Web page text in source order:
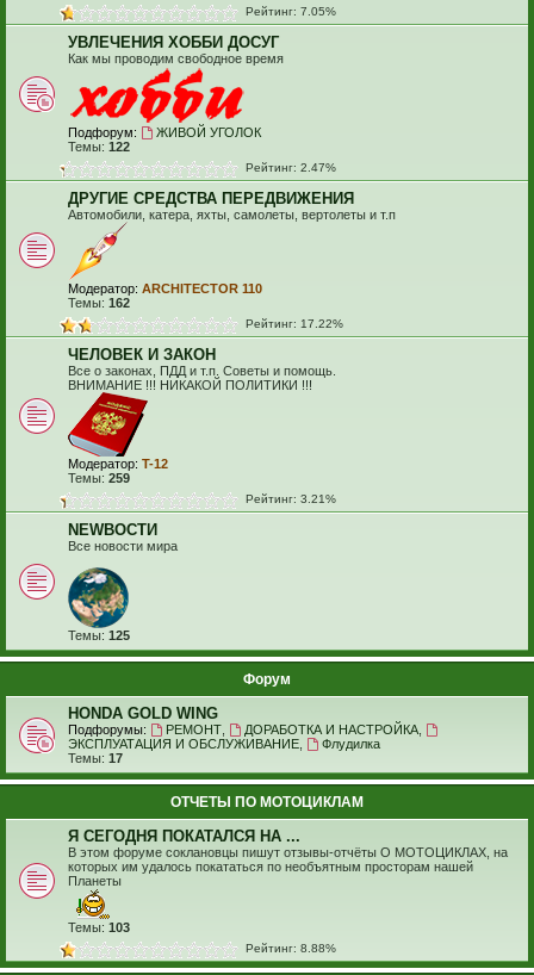
Рейтинг: 7.05%
УВЛЕЧЕНИЯ ХОББИ ДОСУГ
Как мы проводим свободное время
Подфорум:
ЖИВОЙ УГОЛОК
Темы: 122
Рейтинг: 2.47%
ДРУГИЕ СРЕДСТВА ПЕРЕДВИЖЕНИЯ
Автомобили, катера, яхты, самолеты, вертолеты и т.п
Модератор: ARCHITECTOR 110
Темы: 162
Рейтинг: 17.22%
ЧЕЛОВЕК И ЗАКОН
Все о законах, ПДД и т.п. Советы и помощь.
ВНИМАНИЕ !!! НИКАКОЙ ПОЛИТИКИ !!!
Модератор: T-12
Темы: 259
Рейтинг: 3.21%
NEWВОСТИ
Все новости мира
Темы: 125
Форум
HONDA GOLD WING
Подфорумы: РЕМОНТ, ДОРАБОТКА И НАСТРОЙКА,
ЭКСПЛУАТАЦИЯ И ОБСЛУЖИВАНИЕ
Флудилка
Темы: 17
ОТЧЕТЫ ПО МОТОЦИКЛАМ
Я СЕГОДНЯ ПОКАТАЛСЯ НА ...
В этом форуме соклановцы пишут отзывы-отчёты О МОТОЦИКЛАХ, на
которых им удалось покататься по необъятным просторам нашей
Планеты
Темы: 103
Рейтинг: 8.88%